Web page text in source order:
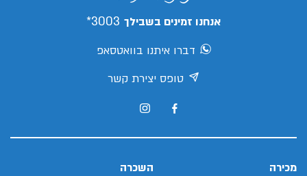
אנחנו זמינים בשבילך 3003*
דברו איתנו בוואטסאפ
טופס יצירת קשר
מכירה השכרה